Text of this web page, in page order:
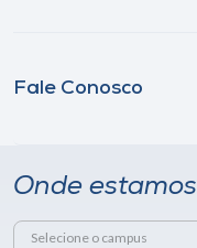
Fale Conosco
Onde estamos
Selecione o campus